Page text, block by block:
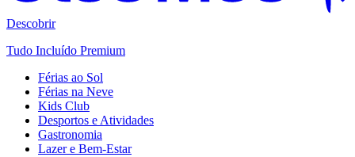
Descobrir
Tudo Incluído Premium
Férias ao Sol
Férias na Neve
Kids Club
Desportos e Atividades
Gastronomia
Lazer e Bem-Estar